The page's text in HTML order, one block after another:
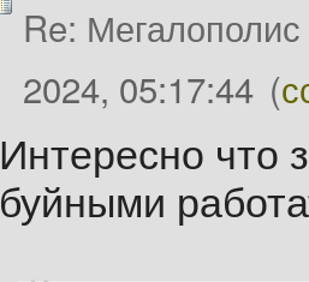
Re:
2024, 05:17:44 (
Интересно что
буйными